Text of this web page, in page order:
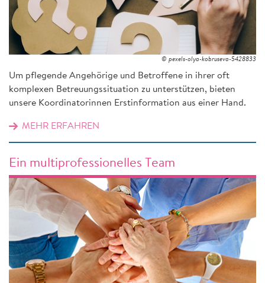
© pexels-olya-kobruseva-5428833
Um pflegende Angehörige und Betroffene in ihrer oft
komplexen Betreuungssituation zu unterstützen, bieten
unsere Koordinatorinnen Erstinformation aus einer Hand.
MEHR ERFAHREN
Ein multiprofessionelles Team